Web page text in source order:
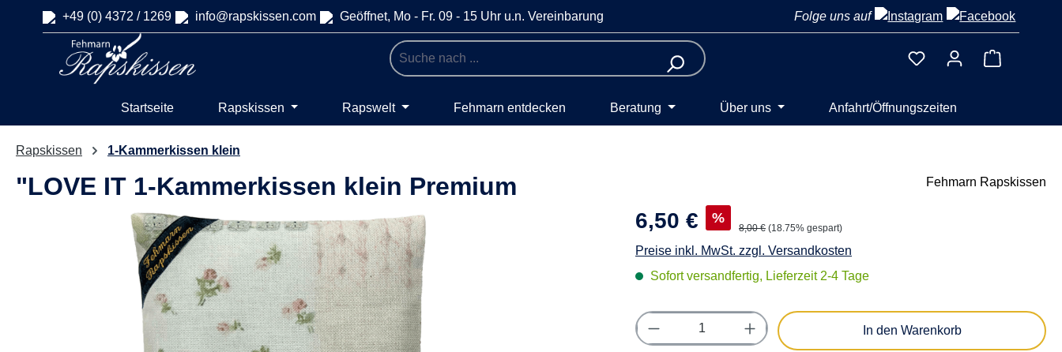
Zur Hauptnavigation springen
+49 (0) 4372 / 1269 info@rapskissen.com Geöffnet, Mo - Fr. 09 - 15 Uhr u.n. Vereinbarung Folge uns auf
Startseite Rapskissen Rapswelt Fehmarn entdecken Beratung Über uns Anfahrt/Öffnungszeiten
Rapskissen 1-Kammerkissen klein
"LOVE IT 1-Kammerkissen klein Premium
Fehmarn Rapskissen
6,50 € %
8,00 € (18.75% gespart)
Preise inkl. MwSt. zzgl. Versandkosten
Sofort versandfertig, Lieferzeit 2-4 Tage
Produkt Anzahl: Gib den gewünschten Wert ein
In den Warenkorb